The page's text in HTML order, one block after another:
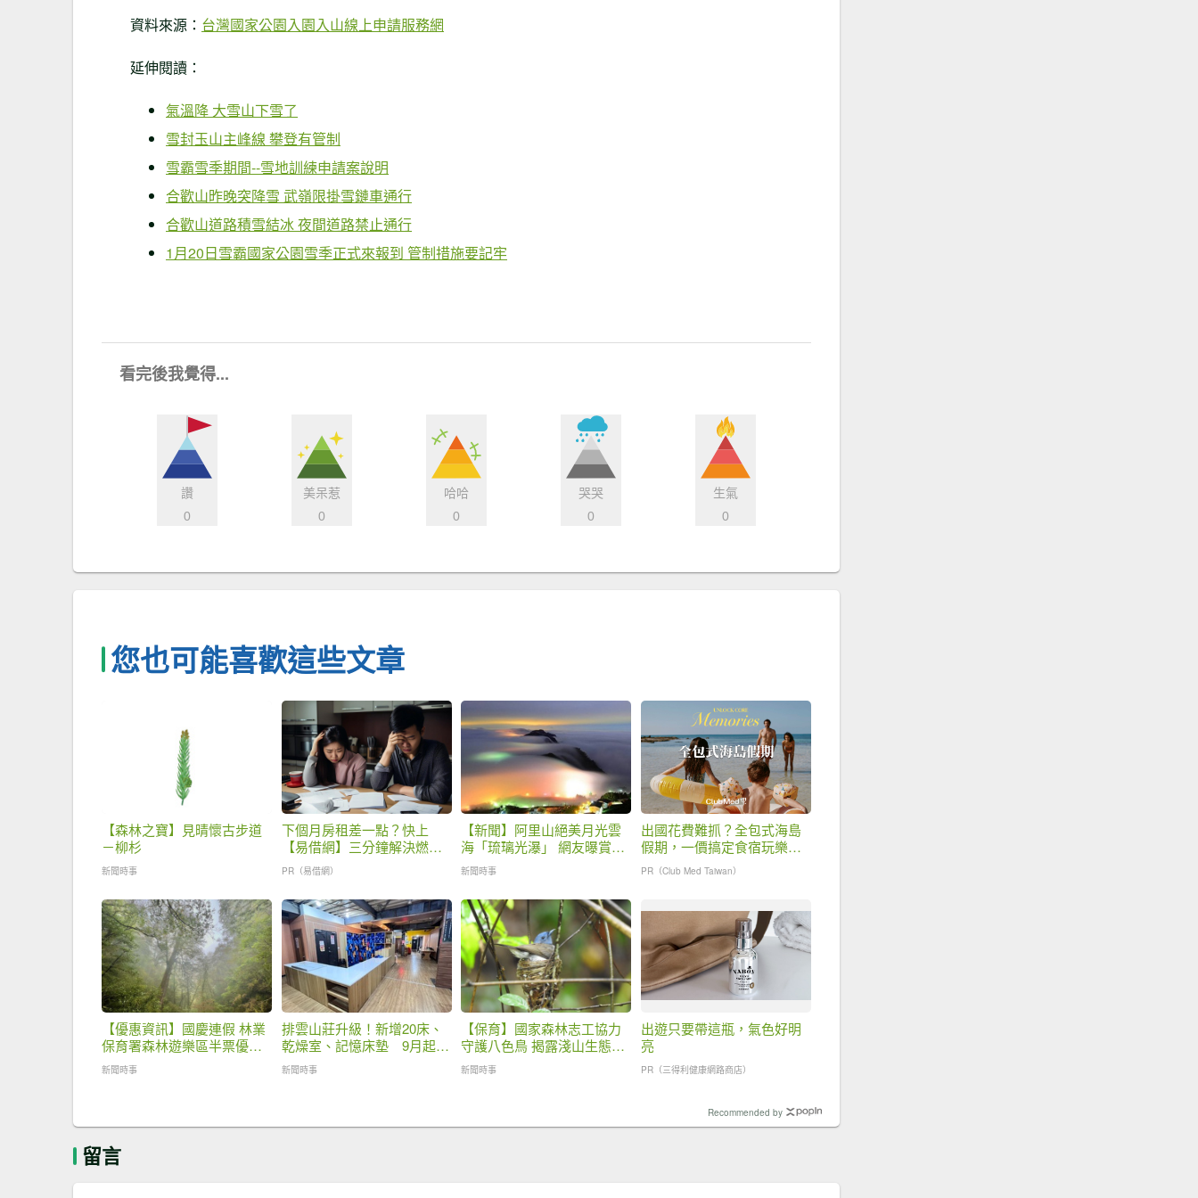
資料來源： 台灣國家公園入園入山線上申請服務網
延伸閱讀：
氣溫降 大雪山下雪了
雪封玉山主峰線 攀登有管制
雪霸雪季期間--雪地訓練申請案說明
合歡山昨晚突降雪 武嶺限掛雪鏈車通行
合歡山道路積雪結冰 夜間道路禁止通行
1月20日雪霸國家公園雪季正式來報到 管制措施要記牢
看完後我覺得...
讚
0
美呆惹
0
哈哈
0
哭哭
0
生氣
0
您也可能喜歡這些文章
【森林之寶】見晴懷古步道
－柳杉
新聞時事
下個月房租差一點？快上
【易借網】三分鐘解決燃眉
之急
PR（易借網）
【新聞】阿里山絕美月光雲
海「琉璃光瀑」 網友曝賞景
「最佳第一排」地點
新聞時事
出國花費難抓？全包式海島
假期，一價搞定食宿玩樂，
省錢更省心！
PR（Club Med Taiwan）
【優惠資訊】國慶連假 林業
保育署森林遊樂區半票優惠
入園 用紫微斗數找出你的必
遊之地！
新聞時事
排雲山莊升級！新增20床、
乾燥室、記憶床墊 9月起抽
中機率增加
新聞時事
【保育】國家森林志工協力
守護八色鳥 揭露淺山生態系
繽紛樣貌
新聞時事
出遊只要帶這瓶，氣色好明
亮
PR（三得利健康網路商店）
Recommended by
留言